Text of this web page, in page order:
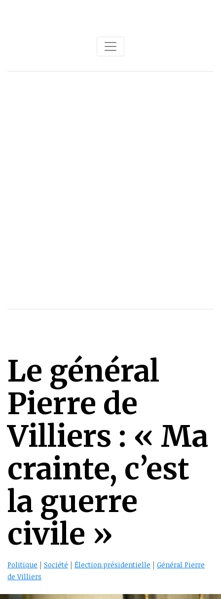
Le général
Pierre de
Villiers : « Ma
crainte, c’est
la guerre
civile »
Politique | Société | Élection présidentielle | Général Pierre
de Villiers